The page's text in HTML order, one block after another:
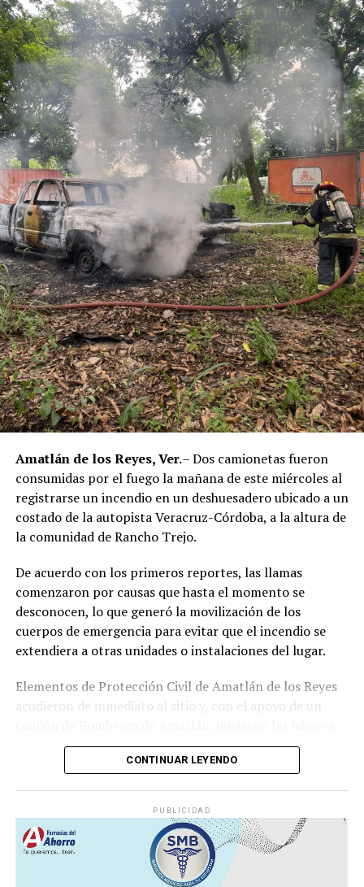
acreditada la responsabilidad de Anselmo “N”, Jesús “N”,
Diego “N”, Lauro Arturo “N”, Dana Natalia “N” y
Bonifacio “N”, imponiéndoles una pena de cuatro años y
nueve meses de prisión.
Los ahora sentenciados formaban parte de la Policía
Municipal de Coscomatepec durante la administración
del alcalde de Movimiento Ciudadano, Armando Reyes
Muñoz, y permanecerán recluidos en el Centro de
Reinserción Social de Mediana Seguridad de La Toma, en
Amatlán de los Reyes, donde cumplirán la condena.
Aunque durante el operativo fueron detenidos siete
policías municipales, la sentencia dada a conocer
corresponde únicamente a seis de ellos. Hasta el
momento, las autoridades no han informado la situación
jurídica del séptimo implicado.
El caso evidenció presuntas irregularidades dentro de la
corporación policiaca y motivó la intervención de
autoridades estatales y federales, en un contexto de
reforzamiento de las investigaciones contra servidores
públicos relacionados con actividades ilícitas en la
La sentencia representa uno de los primeros fallos
derivados de aquel operativo y confirma la
responsabilidad penal de los exuniformados por delitos
relacionados con la posesión de droga y el
públicos.
Amatlán de los Reyes, Ver.– Dos camionetas fueron
consumidas por el fuego la mañana de este miércoles al
registrarse un incendio en un deshuesadero ubicado a un
costado de la autopista Veracruz-Córdoba, a la altura de
la comunidad de Rancho Trejo.
De acuerdo con los primeros reportes, las llamas
comenzaron por causas que hasta el momento se
desconocen, lo que generó la movilización de los
cuerpos de emergencia para evitar que el incendio se
extendiera a otras unidades o instalaciones del lugar.
Elementos de Protección Civil de Amatlán de los Reyes
acudieron de inmediato al sitio y, con el apoyo de un
para sofocar el fuego, logrando controlar la emergencia
tras varios minutos de trabajo.
con daños totales a consecuencia de las llamas. No se
reportaron personas lesionadas ni fue necesario evacuar
la zona.
CONTINUAR LEYENDO
PUBLICIDAD